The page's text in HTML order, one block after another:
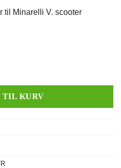
til Minarelli V. scooter
KURV